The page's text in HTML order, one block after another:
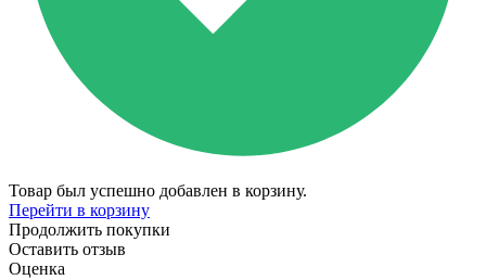
Товар был успешно добавлен в корзину.
Перейти в корзину
Продолжить покупки
Оставить отзыв
Оценка